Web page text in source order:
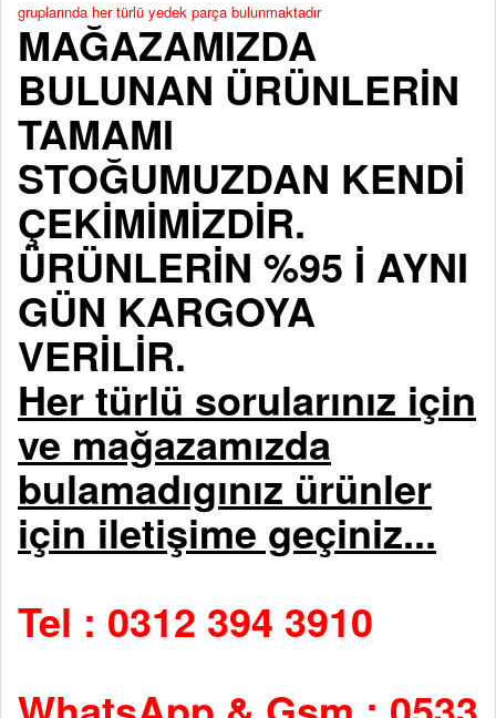
gruplarında her türlü yedek parça bulunmaktadır
MAĞAZAMIZDA
BULUNAN ÜRÜNLERİN
TAMAMI
STOĞUMUZDAN KENDİ
ÇEKİMİMİZDİR.
ÜRÜNLERİN %95 İ AYNI
GÜN KARGOYA
VERİLİR.
Her türlü sorularınız için
ve mağazamızda
bulamadıgınız ürünler
için iletişime geçiniz...
Tel : 0312 394 3910